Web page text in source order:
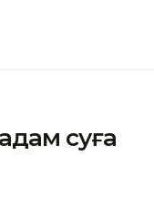
суға